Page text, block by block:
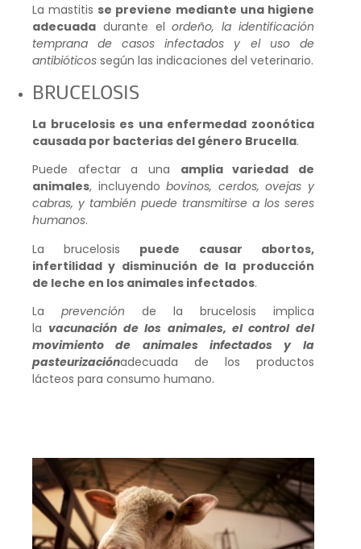
La mastitis se previene mediante una higiene
adecuada durante elordeño, la identificación
temprana de casos infectados y el uso de
antibióticos según las indicaciones del veterinario.
BRUCELOSIS
La brucelosis es una enfermedad zoonótica
causada por bacterias del género Brucella.
Puede afectar a una amplia variedad de
animales, incluyendobovinos, cerdos, ovejas y
cabras, y también puede transmitirse a los seres
humanos.
La brucelosis puede causar abortos,
infertilidad y disminución de la producción
de leche en los animales infectados.
La prevención de la brucelosis implica
la vacunación de los animales, el control del
movimiento de animales infectados y la
pasteurizaciónadecuada de los productos
lácteos para consumo humano.